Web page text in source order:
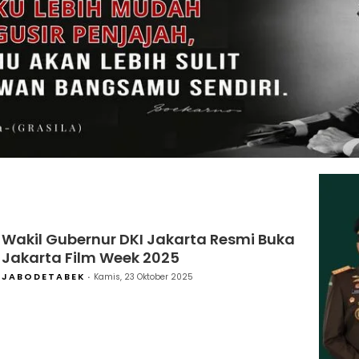
Wakil Gubernur DKI Jakarta Resmi Buka
Jakarta Film Week 2025
JABODETABEK Kamis, 23 Oktober 2025